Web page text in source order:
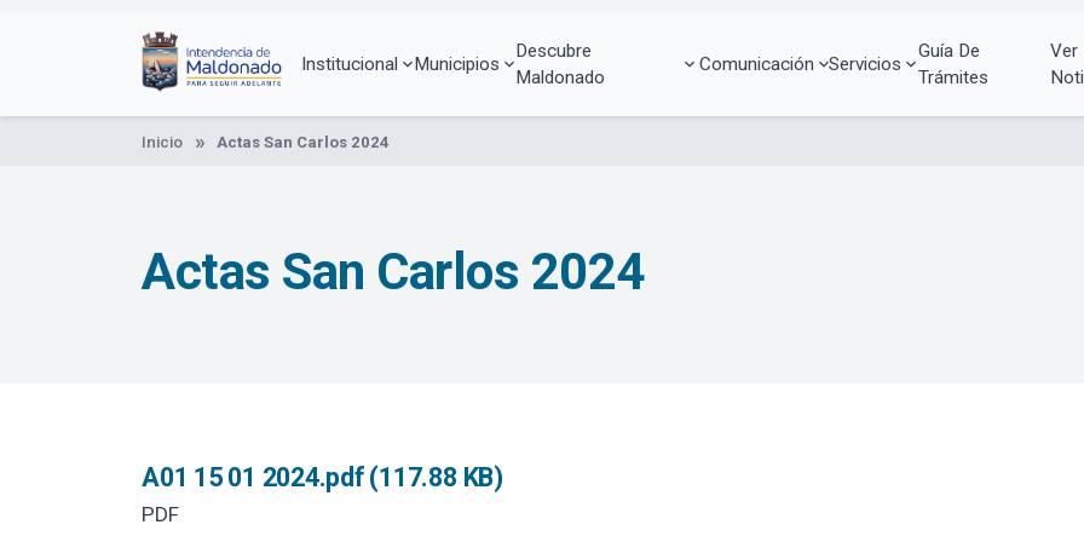
Institucional Municipios
Descubre
Maldonado
Comunicación Servicios
Guía De
Trámites
Ver
Inicio Actas San Carlos 2024
Actas San Carlos 2024
A01 15 01 2024.pdf (117.88 KB)
PDF